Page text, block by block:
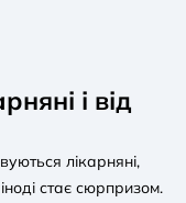
і від
лікарняні,
стає сюрпризом.